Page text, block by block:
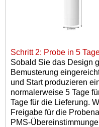
Schritt 2: Probe in 5
Sobald Sie das Design
Bemusterung
und Start produzieren
normalerweise 5 Tage
Tage für die Lieferung.
Freigabe für die
PMS-